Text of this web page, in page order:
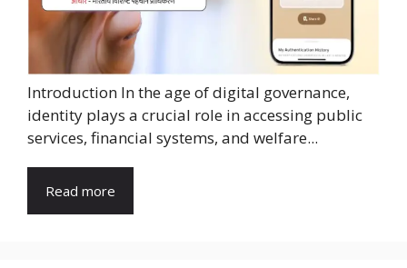
Introduction In the age of digital governance,
identity plays a crucial role in accessing public
services, financial systems, and welfare...
Read more